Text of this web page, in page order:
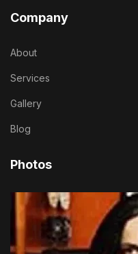
Company
About
Services
Gallery
Blog
Photos